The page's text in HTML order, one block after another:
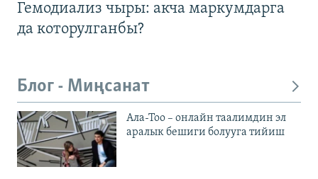
Гемодиализ чыры: акча маркумдарга
да которулганбы?
Блог - Миңсанат
Ала-Тоо – онлайн таалимдин эл
аралык бешиги болууга тийиш